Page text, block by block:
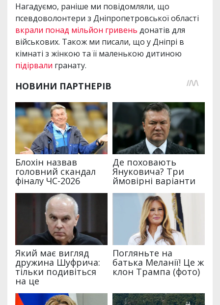
Нагадуємо, раніше ми повідомляли, що
псевдоволонтери з Дніпропетровської області
вкрали понад мільйон гривень донатів для
військових. Також ми писали, що у Дніпрі в
кімнаті з жінкою та її маленькою дитиною
підірвали гранату.